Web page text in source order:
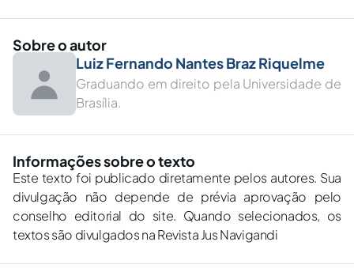
Sobre o autor
Luiz Fernando Nantes Braz Riquelme
Graduando em direito pela Universidade de
Brasília.
Informações sobre o texto
Este texto foi publicado diretamente pelos autores. Sua
divulgação não depende de prévia aprovação pelo
conselho editorial do site. Quando selecionados, os
textos são divulgados na Revista Jus Navigandi